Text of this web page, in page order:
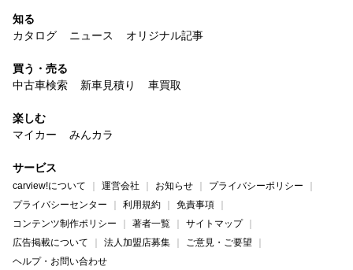
知る
カタログ
ニュース オリジナル記事
買う・売る
中古車検索
新車見積り 車買取
楽しむ
マイカー
みんカラ
サービス
carview!について 運営会社 お知らせ
プライバシーポリシー
プライバシーセンター
利用規約
免責事項
コンテンツ制作ポリシー
著者一覧
サイトマップ
広告掲載について
法人加盟店募集
ご意見・ご要望
ヘルプ・お問い合わせ